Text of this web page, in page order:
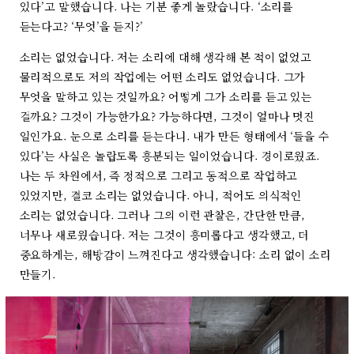
있다’고 말했습니다. 나는 기분 좋게 놀랐습니다. ‘소리를
듣는다고? ‘무엇’을 듣지?’
소리는 없었습니다. 저는 소리에 대해 생각해 본 적이 없었고
물리적으로도 저의 작업에는 어떤 소리도 없었습니다. 그가
무엇을 말하고 있는 것일까요? 어떻게 그가 소리를 듣고 있는
걸까요? 그것이 가능한가요? 가능하다면, 그것이 얼마나 멋진
일인가요. 눈으로 소리를 듣는다니. 내가 만든 형태에서 ‘들을 수
있다’는 사실은 놀랍도록 흥분되는 일이었습니다. 경이로웠죠.
나는 두 차원에서, 즉 정적으로 그리고 동적으로 작업하고
있었지만, 결코 소리는 없었습니다. 아니, 적어도 의식적인
소리는 없었습니다. 그러나 그의 이런 관찰은, 간단한 만큼,
너무나 새로웠습니다. 저는 그것이 흥미롭다고 생각했고, 더
중요하게는, 해방감이 느껴진다고 생각했습니다: 소리 없이 소리
만들기.